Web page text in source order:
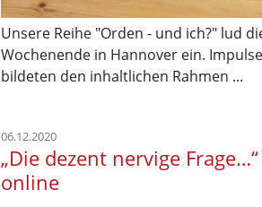
Unsere Reihe "Orden - und ich?" lud
Wochenende in Hannover ein.
bildeten den inhaltlichen Rahmen ...
06.12.2020
„Die dezent nervige
online